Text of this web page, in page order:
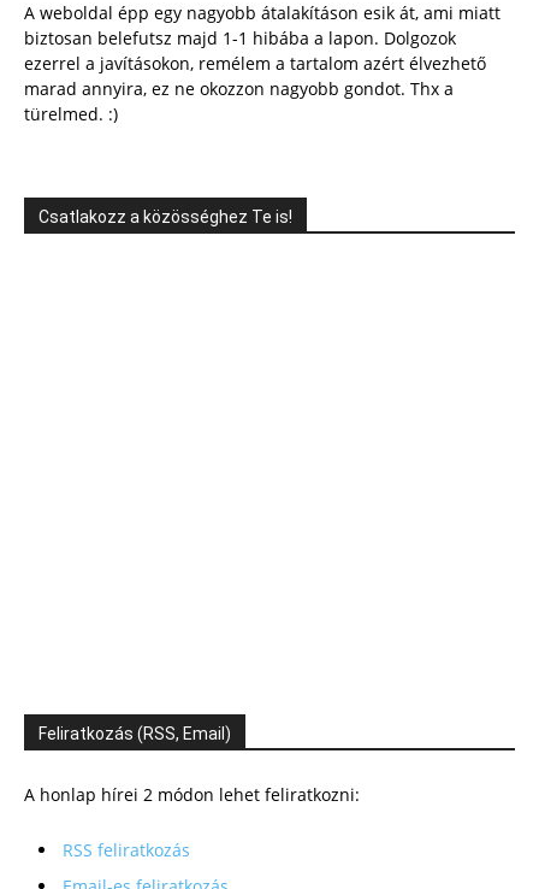
A weboldal épp egy nagyobb átalakításon esik át, ami miatt
biztosan belefutsz majd 1-1 hibába a lapon. Dolgozok
ezerrel a javításokon, remélem a tartalom azért élvezhető
marad annyira, ez ne okozzon nagyobb gondot. Thx a
türelmed. :)
Csatlakozz a közösséghez Te is!
Feliratkozás (RSS, Email)
A honlap hírei 2 módon lehet feliratkozni:
RSS feliratkozás